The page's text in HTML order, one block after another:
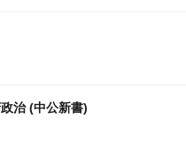
治 (中公新書)